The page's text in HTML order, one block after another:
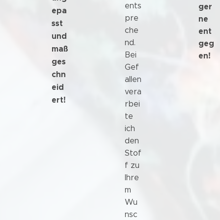
epa
sst
und
maß
ges
chn
eid
ert!
ents
pre
che
nd.
Bei
Gef
allen
vera
rbei
te
ich
den
Stof
f zu
Ihre
m
Wu
nsc
ger
ne
ent
geg
en!